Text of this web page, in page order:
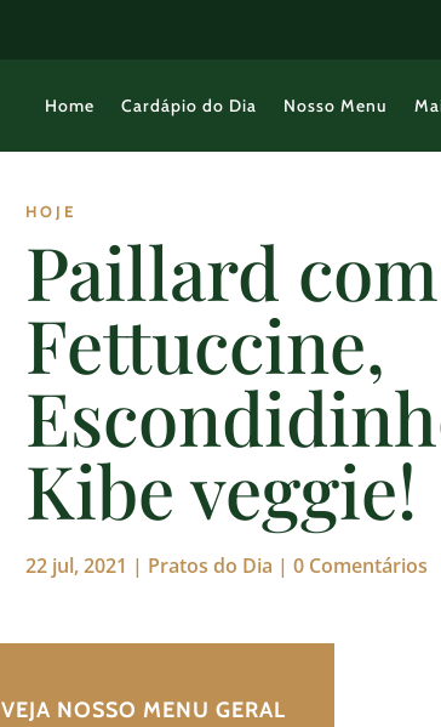
Home Cardápio do Dia Nosso Menu
HOJE
Paillard com
Fettuccine,
Kibe veggie!
22 jul, 2021 | Pratos do Dia | 0 Comentários
VEJA NOSSO MENU GERAL